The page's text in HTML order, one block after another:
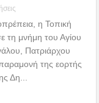
η Τοπική
τη μνήμη του Αγίου
Πατριάρχου
της εορτής
Δη...